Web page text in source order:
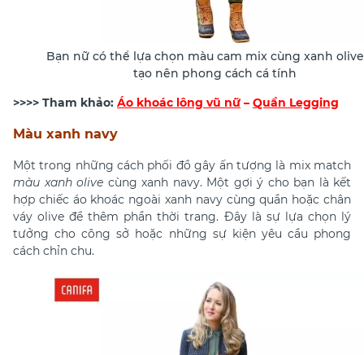
Bạn nữ có thể lựa chọn màu cam mix cùng xanh
tạo nên phong cách cá tính
>>>> Tham khảo: Áo khoác lông vũ nữ – Quần Legging
Màu xanh navy
Một trong những cách phối đồ gây ấn tượng là mix match
màu xanh olive cùng xanh navy. Một gợi ý cho bạn là kết
hợp chiếc áo khoác ngoài xanh navy cùng quần hoặc chân
váy olive để thêm phần thời trang. Đây là sự lựa chọn lý
tưởng cho công sở hoặc những sự kiện yêu cầu phong
cách chỉn chu.